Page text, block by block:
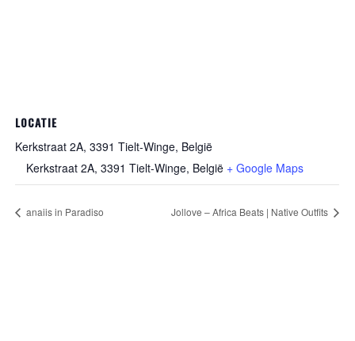
LOCATIE
Kerkstraat 2A, 3391 Tielt-Winge, België
Kerkstraat 2A, 3391 Tielt-Winge, België + Google Maps
anaiis in Paradiso Jollove – Africa Beats | Native Outfits